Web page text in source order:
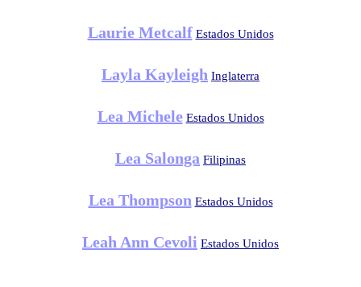
Laurie Metcalf Estados Unidos
Layla Kayleigh Inglaterra
Lea Michele Estados Unidos
Lea Salonga Filipinas
Lea Thompson Estados Unidos
Leah Ann Cevoli Estados Unidos